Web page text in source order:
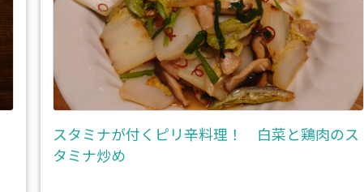
スタミナが付くピリ辛料理！ 白菜と鶏肉のス
タミナ炒め